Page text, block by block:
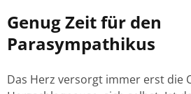
Genug Zeit für den
Parasympathikus
Das Herz versorgt immer erst die